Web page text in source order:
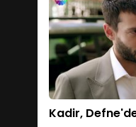
Kadir,